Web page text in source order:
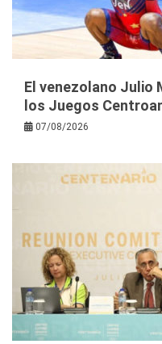
El venezolano Julio
los Juegos
07/08/2026